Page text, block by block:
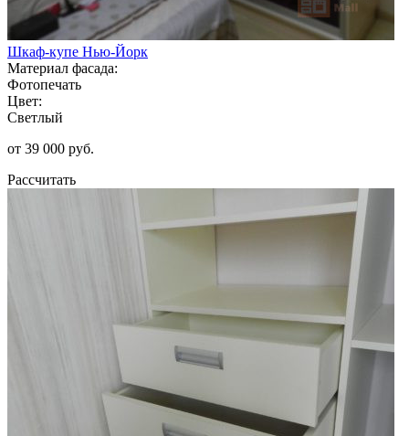
Шкаф-купе Нью-Йорк
Материал фасада:
Фотопечать
Цвет:
Светлый
от 39 000 руб.
Рассчитать